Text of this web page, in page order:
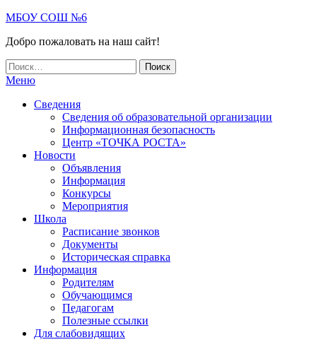
МБОУ СОШ №6
Добро пожаловать на наш сайт!
Меню
Сведения
Сведения об образовательной организации
Информационная безопасность
Центр «ТОЧКА РОСТА»
Новости
Объявления
Информация
Конкурсы
Мероприятия
Школа
Расписание звонков
Документы
Историческая справка
Информация
Родителям
Обучающимся
Педагогам
Полезные ссылки
Для слабовидящих